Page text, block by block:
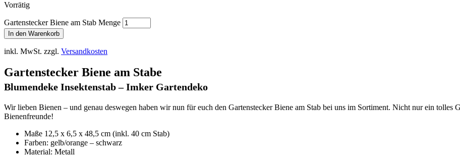
Vorrätig
Gartenstecker Biene am Stab Menge
In den Warenkorb
inkl. MwSt. zzgl. Versandkosten
Gartenstecker Biene am Stabe
Blumendeke Insektenstab – Imker Gartendeko
Wir lieben Bienen – und genau deswegen haben wir nun für euch den Gartenstecker Biene am Stab bei uns im Sortiment. Nicht nur ein
Bienenfreunde!
Maße 12,5 x 6,5 x 48,5 cm (inkl. 40 cm Stab)
Farben: gelb/orange – schwarz
Material: Metall